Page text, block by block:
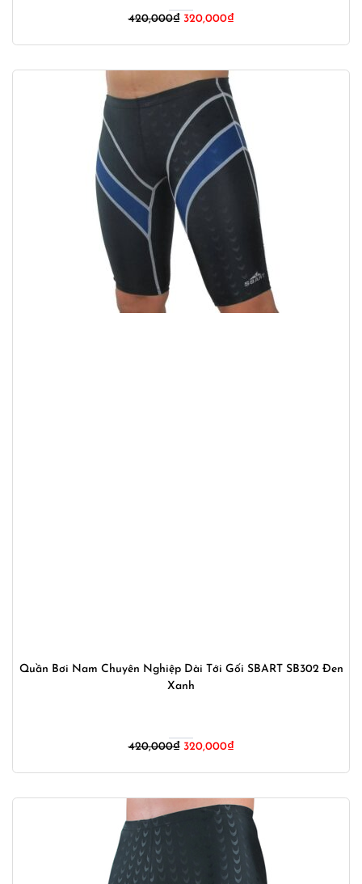
420,000₫ Giá
420,000₫.
320,000₫Giá
là:
Quần Bơi Nam Chuyên Nghiệp Dài Tới Gối SBART SB302 Đen
Xanh
420,000₫ Giá
420,000₫.
320,000₫Giá
là:
320,000₫.